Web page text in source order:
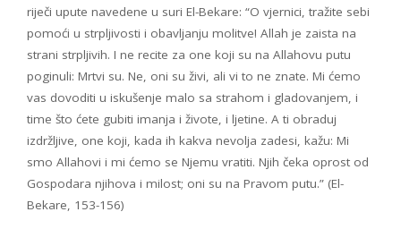
riječi upute navedene u suri El-Bekare: “O vjernici, tražite sebi
pomoći u strpljivosti i obavljanju molitve! Allah je zaista na
strani strpljivih. I ne recite za one koji su na Allahovu putu
poginuli: Mrtvi su. Ne, oni su živi, ali vi to ne znate. Mi ćemo
vas dovoditi u iskušenje malo sa strahom i gladovanjem, i
time što ćete gubiti imanja i živote, i ljetine. A ti obraduj
izdržljive, one koji, kada ih kakva nevolja zadesi, kažu: Mi
smo Allahovi i mi ćemo se Njemu vratiti. Njih čeka oprost od
Gospodara njihova i milost; oni su na Pravom putu.” (El-
Bekare, 153-156)